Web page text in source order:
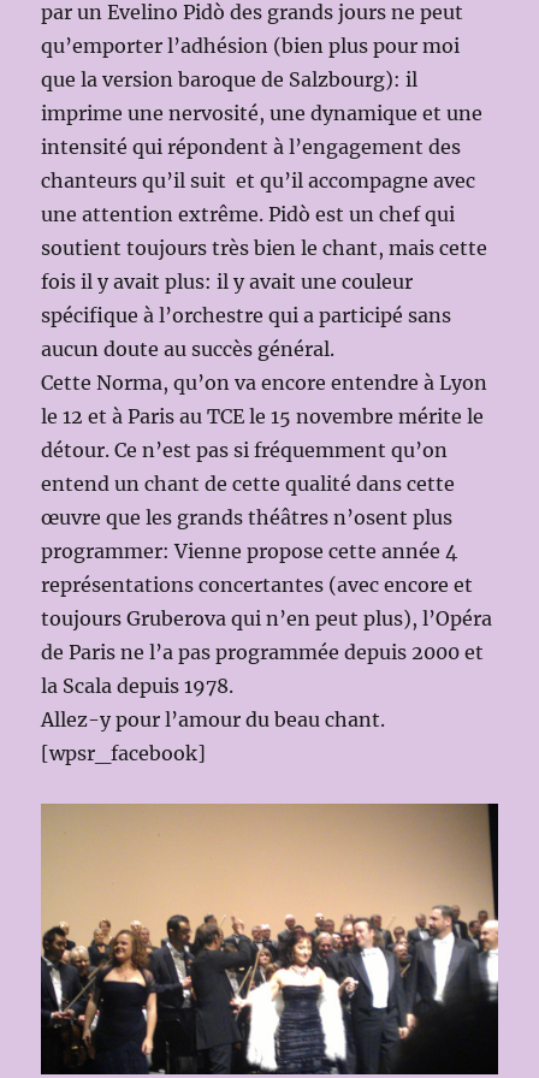
par un Evelino Pidò des grands jours ne peut
qu’emporter l’adhésion (bien plus pour moi
que la version baroque de Salzbourg): il
imprime une nervosité, une dynamique et une
intensité qui répondent à l’engagement des
chanteurs qu’il suit et qu’il accompagne avec
une attention extrême. Pidò est un chef qui
soutient toujours très bien le chant, mais cette
fois il y avait plus: il y avait une couleur
spécifique à l’orchestre qui a participé sans
aucun doute au succès général.
Cette Norma, qu’on va encore entendre à Lyon
le 12 et à Paris au TCE le 15 novembre mérite le
détour. Ce n’est pas si fréquemment qu’on
entend un chant de cette qualité dans cette
œuvre que les grands théâtres n’osent plus
programmer: Vienne propose cette année 4
représentations concertantes (avec encore et
toujours Gruberova qui n’en peut plus), l’Opéra
de Paris ne l’a pas programmée depuis 2000 et
la Scala depuis 1978.
Allez-y pour l’amour du beau chant.
[wpsr_facebook]